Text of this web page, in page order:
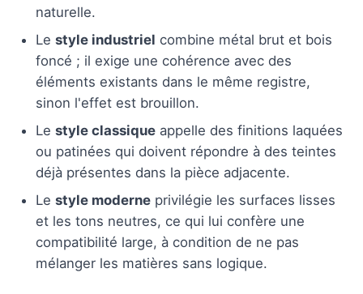
naturelle.
Le style industriel combine métal brut et bois
foncé ; il exige une cohérence avec des
éléments existants dans le même registre,
sinon l'effet est brouillon.
Le style classique appelle des finitions laquées
ou patinées qui doivent répondre à des teintes
déjà présentes dans la pièce adjacente.
Le style moderne privilégie les surfaces lisses
et les tons neutres, ce qui lui confère une
compatibilité large, à condition de ne pas
mélanger les matières sans logique.